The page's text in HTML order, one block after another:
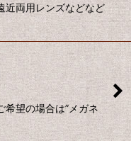
近両用レンズなどなど
望の場合は”メガネ